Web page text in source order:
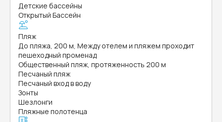
Детские бассейны
Открытый Бассейн
Пляж
До пляжа, 200 м, Между отелем и пляжем проходит
пешеходный променад
Общественный пляж, протяженность 200 м
Песчаный пляж
Песчаный вход в воду
Зонты
Шезлонги
Пляжные полотенца